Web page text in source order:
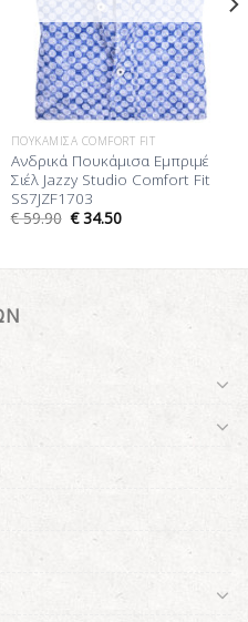
ΠΟΥΚΆΜΙΣΑ COMFORT FIT
Ανδρικά Πουκάμισα Εμπριμέ
Σιέλ Jazzy Studio Comfort Fit
SS7JZF1703
€59.90 €34.50